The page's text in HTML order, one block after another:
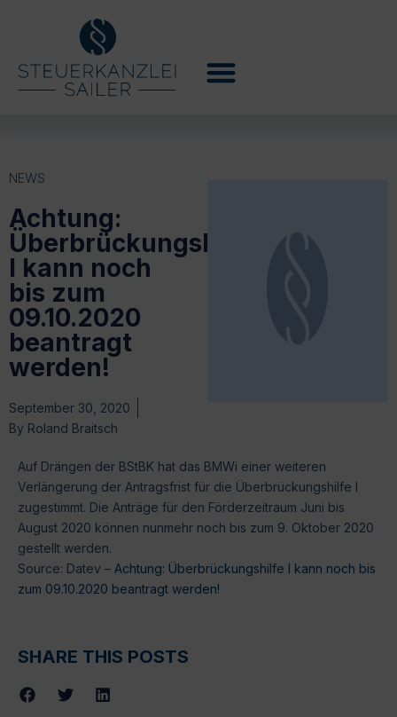
NEWS
Achtung:
Überbrückungshilfe
I kann noch
bis zum
09.10.2020
beantragt
werden!
September 30, 2020
By Roland Braitsch
Auf Drängen der BStBK hat das BMWi einer weiteren
Verlängerung der Antragsfrist für die Überbrückungshilfe I
zugestimmt. Die Anträge für den Förderzeitraum Juni bis
August 2020 können nunmehr noch bis zum 9. Oktober 2020
gestellt werden.
Source: Datev – Achtung: Überbrückungshilfe I kann noch bis
zum 09.10.2020 beantragt werden!
SHARE THIS POSTS